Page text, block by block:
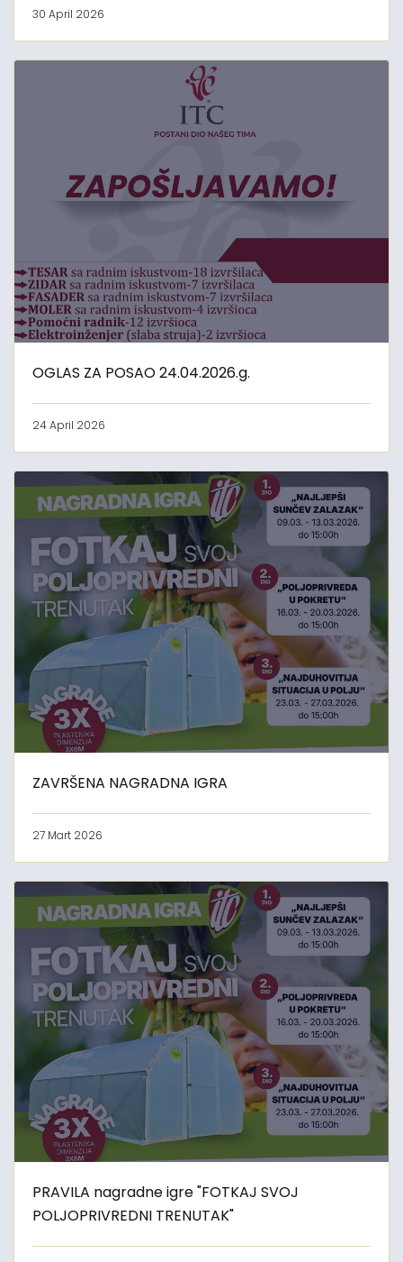
30 April 2026
OGLAS ZA POSAO 24.04.2026.g.
24 April 2026
ZAVRŠENA NAGRADNA IGRA
27 Mart 2026
PRAVILA nagradne igre "FOTKAJ SVOJ
POLJOPRIVREDNI TRENUTAK"